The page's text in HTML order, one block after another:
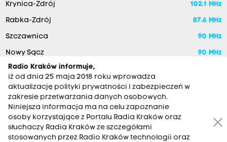
Krynica-Zdrój 102.1 MHz
Rabka-Zdrój 87.6 MHz
Szczawnica 90 MHz
Nowy Sącz
90 MHz
Radio Kraków informuje,
iż od dnia 25 maja 2018 roku wprowadza
aktualizację polityki prywatności i zabezpieczeń w
zakresie przetwarzania danych osobowych.
Niniejsza informacja ma na celu zapoznanie
osoby korzystające z Portalu Radia Kraków oraz
słuchaczy Radia Kraków ze szczegółami
stosowanych przez Radio Kraków technologii oraz